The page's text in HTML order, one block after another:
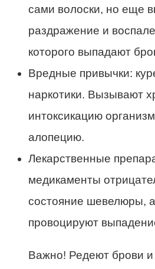
сами волоски, но еще
раздражение и
которого выпадают
Вредные привычки:
наркотики. Вызывают
интоксикацию
алопецию.
Лекарственные
медикаменты
состояние шевелюры,
провоцируют
Важно! Редеют брови и